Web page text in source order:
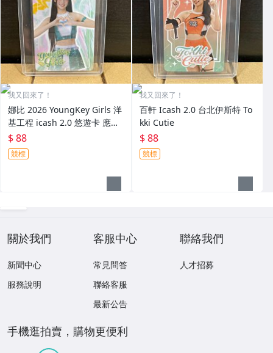
我又回來了！
娜比 2026 YoungKey Girls 洋
基工程 icash 2.0 悠遊卡 應援
卡
$ 88
競標
我又回來了！
百軒 Icash 2.0 台北伊斯特 To
kki Cutie
$ 88
競標
關於我們
新聞中心
服務說明
客服中心
常見問答
聯絡客服
最新公告
聯絡我們
人才招募
手機逛拍賣，購物更便利